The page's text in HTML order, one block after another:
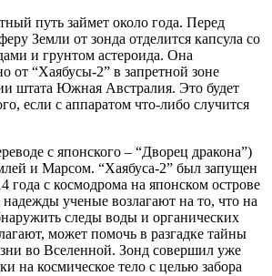
путь займет около года. Перед
Земли от зонда отделится капсула со
и грунтом астероида. Она
от “Хаябусы-2” в запретной зоне
штата Южная Австралия. Это будет
если с аппаратом что-либо случится
с японского – “Дворец дракона”)
и Марсом. “Хаябуса-2” был запущен
года с космодрома на японском острове
ученые возлагают на то, что на
следы воды и органических
может помочь в разгадке тайны
во Вселенной. Зонд совершил уже
на космическое тело с целью забора